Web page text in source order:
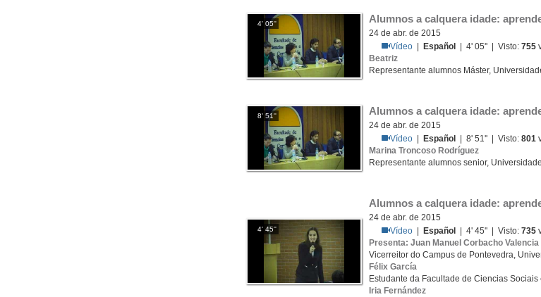
4' 05'' Alumnos a calquera idade:
24 de abr. de 2015
Vídeo
Español | 4' 05'' | Visto:755
Beatriz
Representante alumnos Máster,
8' 51'' Alumnos a calquera idade:
24 de abr. de 2015
Vídeo
Español | 8' 51'' | Visto:801
Marina Troncoso Rodríguez
Representante alumnos senior,
4' 45''
Alumnos a calquera idade:
24 de abr. de 2015
Vídeo
Español | 4' 45'' | Visto:735
Presenta: Juan Manuel Corbacho Valencia
Vicerreitor do Campus de Pontevedra,
Félix García
Estudante da Facultade de Ciencias
Iria Fernández